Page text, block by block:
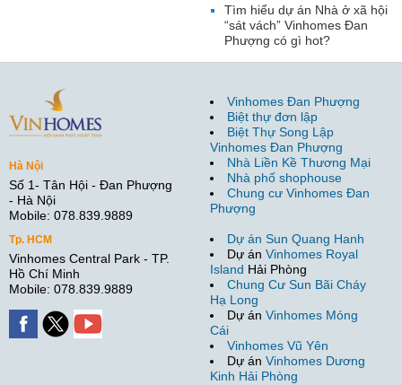
Tìm hiểu dự án Nhà ở xã hội
“sát vách” Vinhomes Đan
Phượng có gì hot?
Hà Nội
Số 1- Tân Hội - Đan Phượng
- Hà Nội
Mobile: 078.839.9889
Tp. HCM
Vinhomes Central Park - TP.
Hồ Chí Minh
Mobile: 078.839.9889
Vinhomes Đan Phượng
Biệt thự đơn lập
Biệt Thự Song Lập
Vinhomes Đan Phượng
Nhà Liền Kề Thương Mại
Nhà phố shophouse
Chung cư Vinhomes Đan
Phượng
Dự án Sun Quang Hanh
Dự án Vinhomes Royal
Island Hải Phòng
Chung Cư Sun Bãi Cháy
Hạ Long
Dự án Vinhomes Móng
Cái
Vinhomes Vũ Yên
Dự án Vinhomes Dương
Kinh Hải Phòng